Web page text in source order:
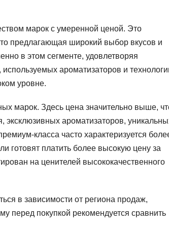
марок с умеренной ценой. Это
предлагающая широкий выбор вкусов и
в этом сегменте, удовлетворяя
ароматизаторов и
уровне.
марок. Здесь цена значительно выше,
эксклюзивных ароматизаторов,
класса часто характеризуется
готовят платить более высокую цену за
на ценителей высококачественного
в зависимости от региона продаж,
перед покупкой рекомендуется сравнить